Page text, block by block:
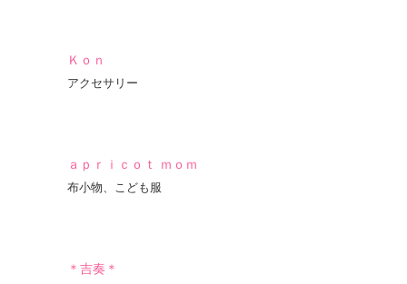
Ｋｏｎ
アクセサリー
ａｐｒｉｃｏｔ ｍｏｍ
布小物、こども服
＊吉奏＊